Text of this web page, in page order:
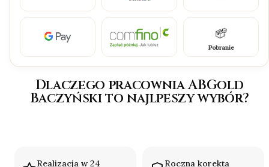
Pobranie
Dlaczego pracownia ABGold
Baczyński to najlpeszy wybór?
Realizacja w 24
Roczna korekta